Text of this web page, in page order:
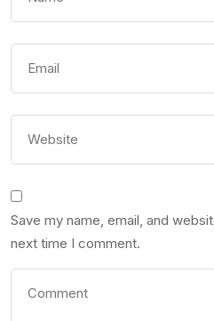
Save my name, email, and
next time I comment.